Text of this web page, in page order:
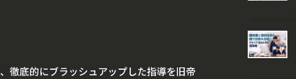
徹底的にブラッシュアップした指導を旧帝